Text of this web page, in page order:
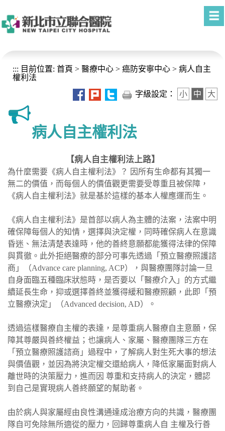
::: 目前位置: 首頁 > 醫療中心 > 癌防安寧中心 > 病人自主
權利法
字級設定：
小 中 大
病人自主權利法
【病人自主權利法上路】
為什麼需要《病人自主權利法》？ 因所有生命都有其獨一
無二的價值，而每個人的價值觀更需要受尊重且被保障，
《病人自主權利法》就是基於這樣的基本人權應運而生。
《病人自主權利法》是首部以病人為主體的法案，法案中明
確保障每個人的知情，選擇與決定權，同時確保病人在意識
昏迷、無法清楚表達時，他的善終意願都能獲得法律的保障
與貫徹。此外拒絕醫療的部分可事先透過「預立醫療照護諮
商」（Advance care planning, ACP），與醫療團隊討論一旦
自身面臨五種臨床狀態時，是否要以「醫療介入」的方式繼
續延長生命，抑或選擇善終並獲得緩和醫療照顧，此即「預
立醫療決定」（Advanced decision, AD）。
透過這樣醫療自主權的表達，是尊重病人醫療自主意願，保
障其尊嚴與善終權益；也讓病人、家屬、醫療團隊三方在
「預立醫療照護諮商」過程中，了解病人對生死大事的想法
與價值觀，並因為將決定權交還給病人，降低家屬面對病人
離世時的決策壓力，進而因 尊重和支持病人的決定，體認
到自己是實現病人善終願望的幫助者。
由於病人與家屬經由良性溝通達成治療方向的共識，醫療團
隊自可免除無所適從的壓力，回歸尊重病人自 主權及行善